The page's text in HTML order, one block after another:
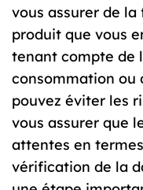
vous assurer de
produit que vous
tenant compte de
consommation ou
pouvez éviter les
vous assurer que
attentes en
vérification de la